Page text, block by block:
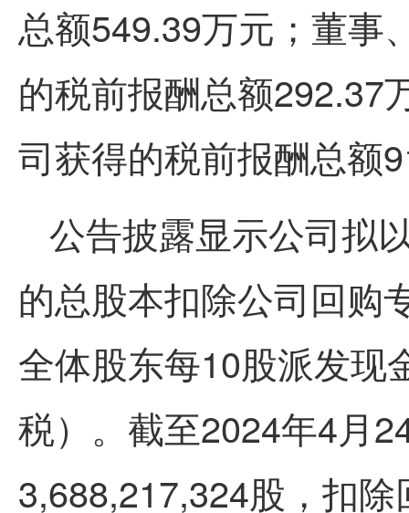
总额549.39万元；董事
的税前报酬总额292.37
司获得的税前报酬总额
公告披露显示公司拟
的总股本扣除公司回购
全体股东每10股派发现
税）。截至2024年4月
3,688,217,324股，扣